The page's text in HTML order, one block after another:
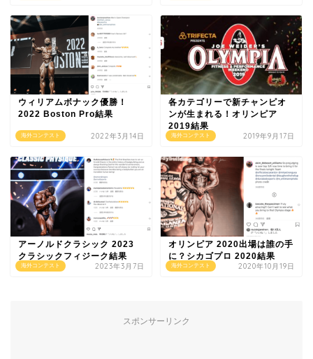
海外コンテスト
ウィリアムボナック優勝！
2022 Boston Pro結果
2022年3月14日 海外コンテスト
各カテゴリーで新チャンピオ
ンが生まれる！オリンピア
2019結果
2019年9月17日
海外コンテスト
アーノルドクラシック 2023
クラシックフィジーク結果
2023年3月7日 海外コンテスト
オリンピア 2020出場は誰の手
に？シカゴプロ 2020結果
2020年10月19日
スポンサーリンク